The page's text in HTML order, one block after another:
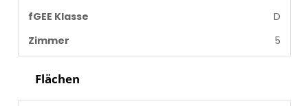
fGEE Klasse
D
Zimmer
5
Flächen